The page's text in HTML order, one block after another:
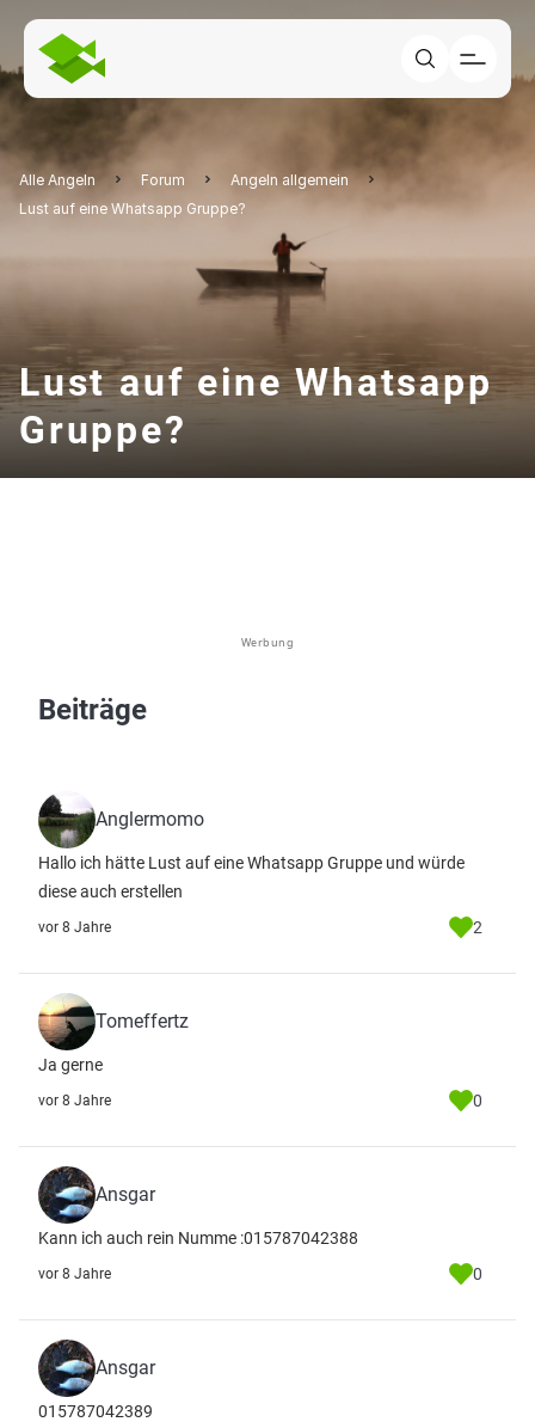
Alle Angeln Forum
Angeln allgemein
Lust auf eine Whatsapp Gruppe?
Lust auf eine Whatsapp
Gruppe?
Werbung
Beiträge
Anglermomo
Hallo ich hätte Lust auf eine Whatsapp Gruppe und würde
diese auch erstellen
vor 8 Jahre 2
Tomeffertz
Ja gerne
vor 8 Jahre 0
Ansgar
Kann ich auch rein Numme :015787042388
vor 8 Jahre 0
Ansgar
015787042389